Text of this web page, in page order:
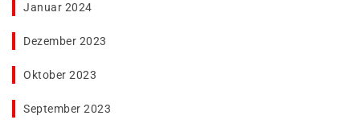
Januar 2024
Dezember 2023
Oktober 2023
September 2023